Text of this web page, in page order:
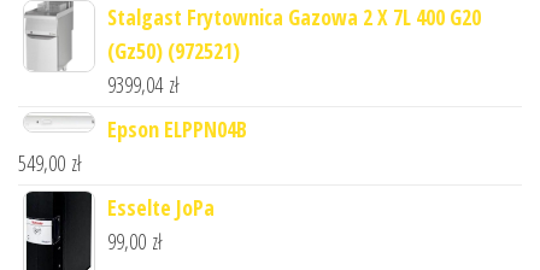
Stalgast Frytownica Gazowa 2 X 7L 400 G20
(Gz50) (972521)
9399,04 zł
Epson ELPPN04B
549,00 zł
Esselte JoPa
99,00 zł